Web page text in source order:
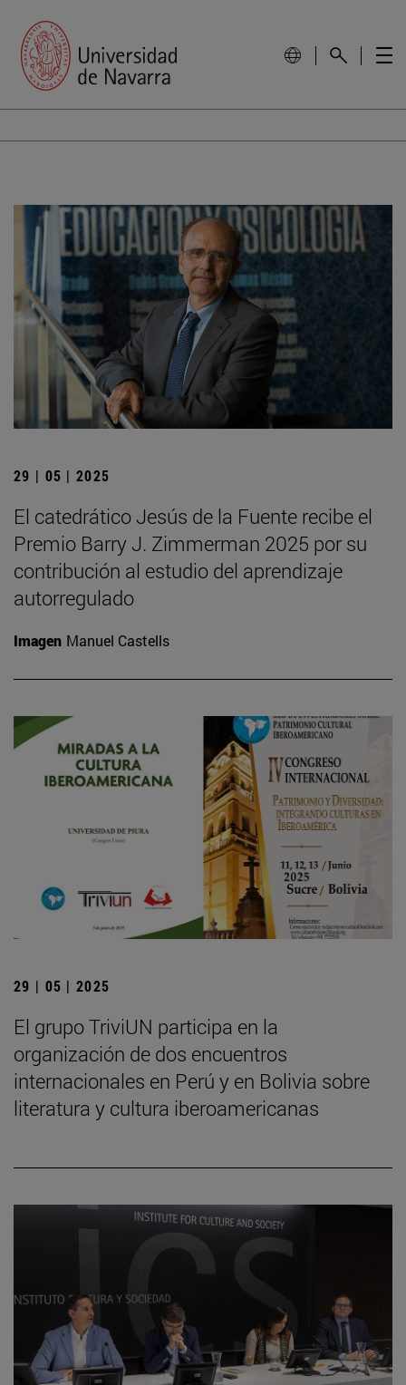
29 | 05 | 2025
El catedrático Jesús de la Fuente recibe el
Premio Barry J. Zimmerman 2025 por su
contribución al estudio del aprendizaje
autorregulado
Imagen Manuel Castells
29 | 05 | 2025
El grupo TriviUN participa en la
organización de dos encuentros
internacionales en Perú y en Bolivia sobre
literatura y cultura iberoamericanas